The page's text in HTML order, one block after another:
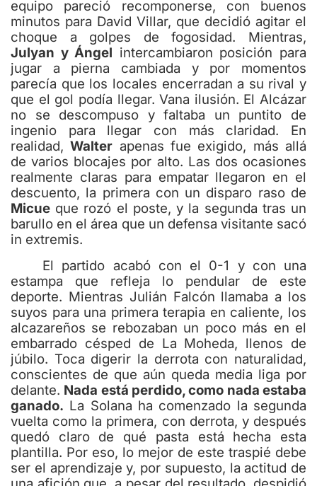
equipo pareció recomponerse, con buenos
minutos para David Villar, que decidió agitar el
choque a golpes de fogosidad. Mientras,
Julyan y Ángel intercambiaron posición para
jugar a pierna cambiada y por momentos
parecía que los locales encerradan a su rival y
que el gol podía llegar. Vana ilusión. El Alcázar
no se descompuso y faltaba un puntito de
ingenio para llegar con más claridad. En
realidad,Walter apenas fue exigido, más allá
de varios blocajes por alto. Las dos ocasiones
realmente claras para empatar llegaron en el
descuento, la primera con un disparo raso de
Micue que rozó el poste, y la segunda tras un
barullo en el área que un defensa visitante sacó
in extremis.
El partido acabó con el 0-1 y con una
estampa que refleja lo pendular de este
deporte. Mientras Julián Falcón llamaba a los
suyos para una primera terapia en caliente, los
alcazareños se rebozaban un poco más en el
embarrado césped de La Moheda, llenos de
júbilo. Toca digerir la derrota con naturalidad,
conscientes de que aún queda media liga por
delante. Nada está perdido, como nada estaba
ganado. La Solana ha comenzado la segunda
vuelta como la primera, con derrota, y después
quedó claro de qué pasta está hecha esta
plantilla. Por eso, lo mejor de este traspié debe
ser el aprendizaje y, por supuesto, la actitud de